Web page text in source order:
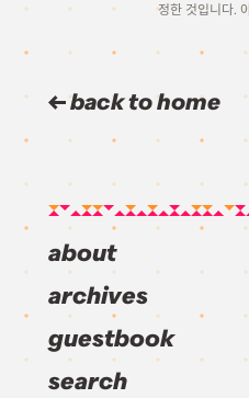
정한 것입니다.
거슬리긴 했지만
back to home
about
archives
guestbook
search